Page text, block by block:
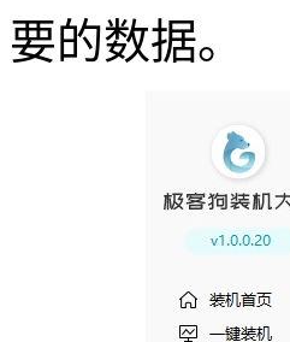
要的数据。